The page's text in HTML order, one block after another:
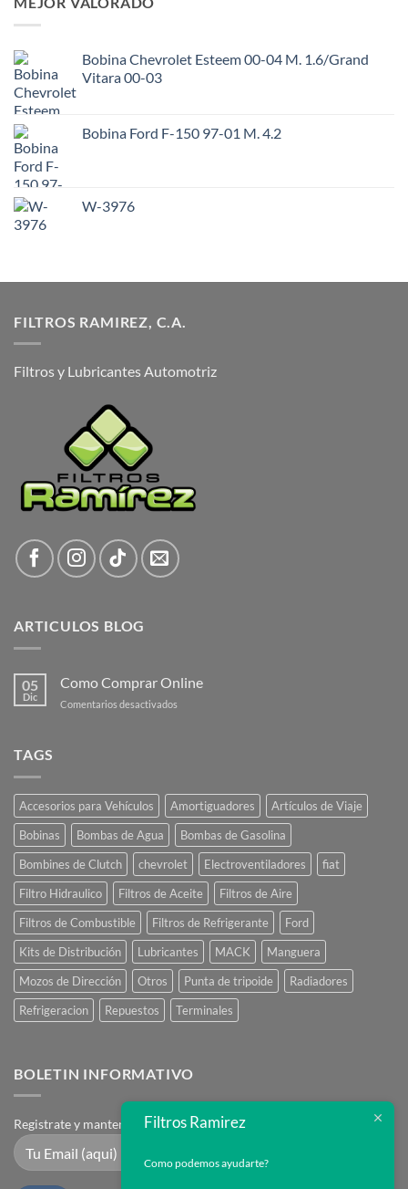
Bobina Chevrolet Esteem 00-04 M. 1.6/Grand
Vitara 00-03
Bobina Ford F-150 97-01 M. 4.2
W-3976
FILTROS RAMIREZ, C.A.
Filtros y Lubricantes Automotriz
ARTICULOS BLOG
05
Dic
Como Comprar Online
Comentarios desactivados
TAGS
Accesorios para Vehículos Amortiguadores
Artículos de Viaje
Bobinas
Bombas de Agua
Bombas de Gasolina
Bombines de Clutch
chevrolet Electroventiladores
fiat
Filtro Hidraulico
Filtros de Aceite
Filtros de Aire
Filtros de Combustible
Filtros de Refrigerante
Ford
Kits de Distribución
Lubricantes MACK
Manguera
Mozos de Dirección
Otros Punta de tripoide
Radiadores
Refrigeracion
Repuestos Terminales
BOLETIN INFORMATIVO
Registrate y mantente en contacto
Filtros Ramirez
Como podemos ayudarte?